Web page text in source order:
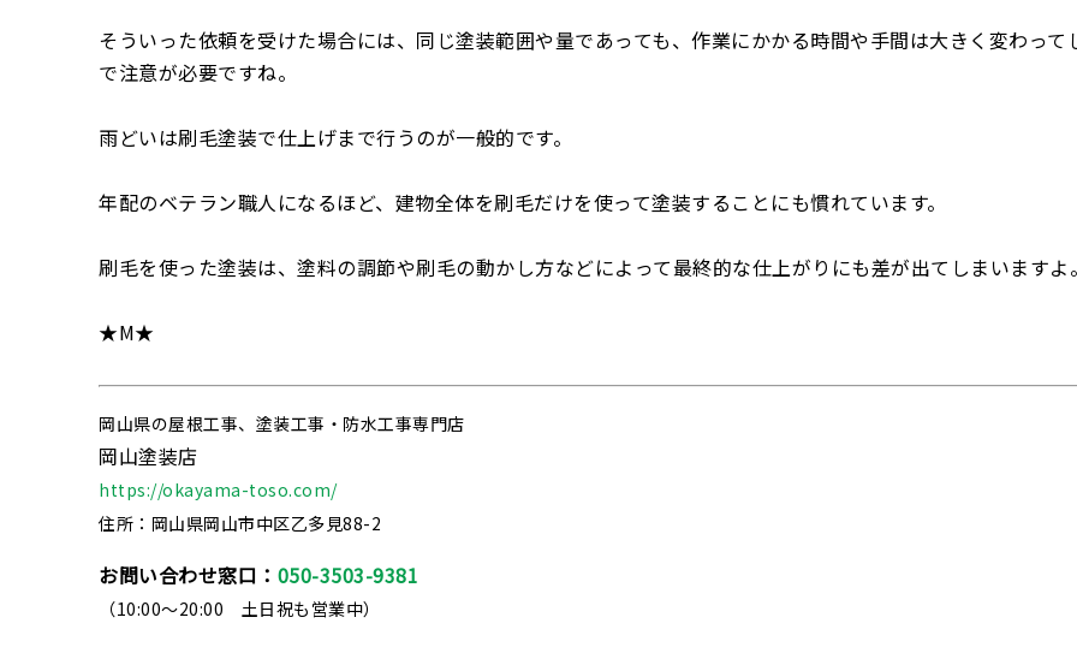
そういった依頼を受けた場合には、同じ塗装範囲や量であっても、作業にかかる時間や手間は大きく変わって
で注意が必要ですね。
雨どいは刷毛塗装で仕上げまで行うのが一般的です。
年配のベテラン職人になるほど、建物全体を刷毛だけを使って塗装することにも慣れています。
刷毛を使った塗装は、塗料の調節や刷毛の動かし方などによって最終的な仕上がりにも差が出てしまいますよ
★M★
岡山県の屋根工事、塗装工事・防水工事専門店
岡山塗装店
https://okayama-toso.com/
住所：岡山県岡山市中区乙多見88-2
お問い合わせ窓口： 050-3503-9381
（10:00～20:00 土日祝も営業中）